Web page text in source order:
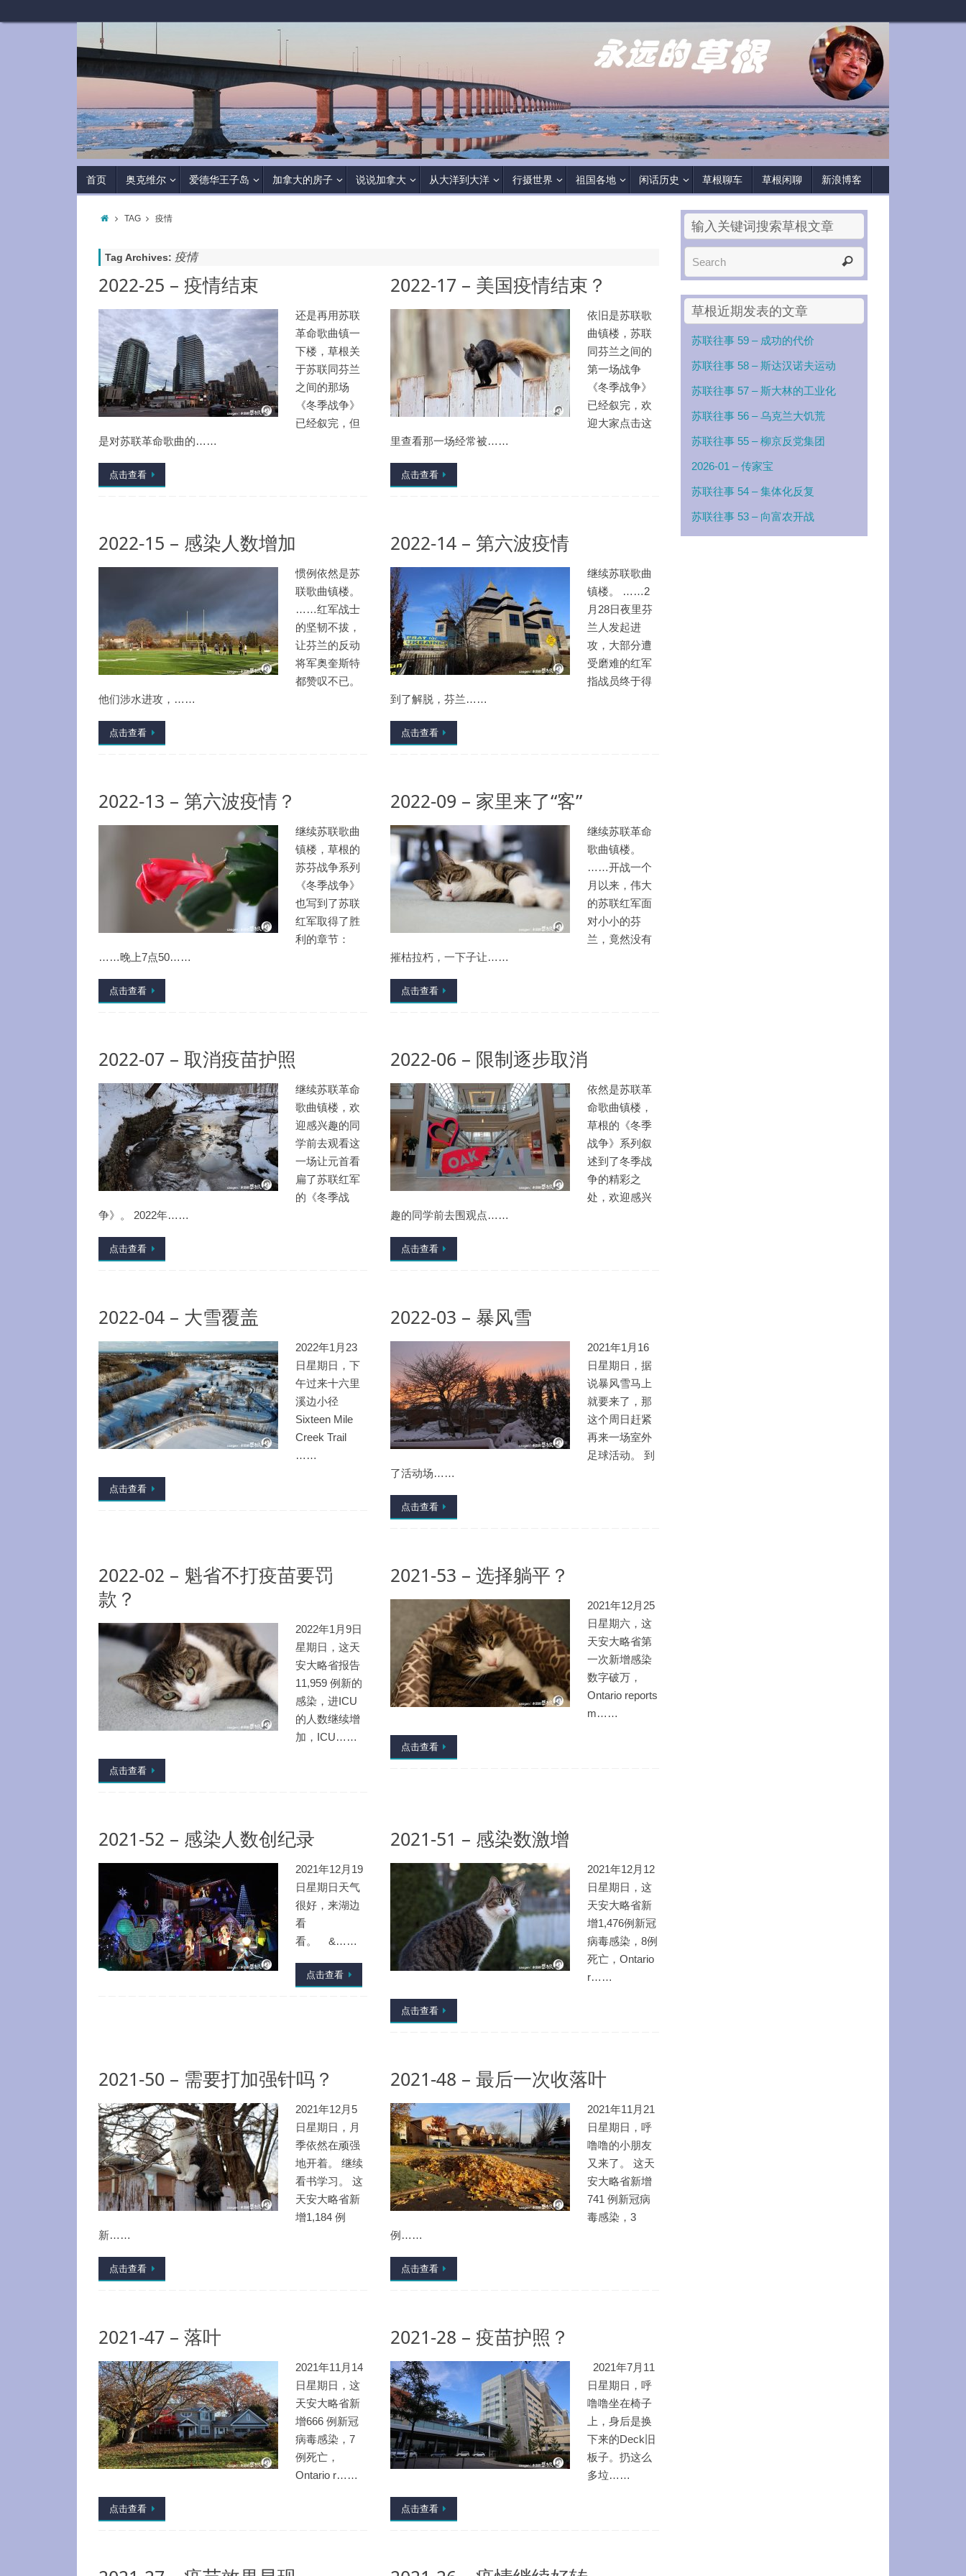
首页 奥克维尔 爱德华王子岛 加拿大的房子 说说加拿大 从大洋到大洋 行摄世界 祖国各地 闲话历史 草根聊车 草根闲聊 新浪博客
TAG 疫情
Tag Archives: 疫情
2022-25 – 疫情结束
还是再用苏联
革命歌曲镇一
下楼，草根关
于苏联同芬兰
之间的那场
《冬季战争》
已经叙完，但
是对苏联革命歌曲的……
点击查看
2022-17 – 美国疫情结束？
依旧是苏联歌
曲镇楼，苏联
同芬兰之间的
第一场战争
《冬季战争》
已经叙完，欢
迎大家点击这
里查看那一场经常被……
点击查看
2022-15 – 感染人数增加
惯例依然是苏
联歌曲镇楼。
……红军战士
的坚韧不拔，
让芬兰的反动
将军奥奎斯特
都赞叹不已。
他们涉水进攻，……
点击查看
2022-14 – 第六波疫情
继续苏联歌曲
镇楼。 ……2
月28日夜里芬
兰人发起进
攻，大部分遭
受磨难的红军
指战员终于得
到了解脱，芬兰……
点击查看
2022-13 – 第六波疫情？
继续苏联歌曲
镇楼，草根的
苏芬战争系列
《冬季战争》
也写到了苏联
红军取得了胜
利的章节：
……晚上7点50……
点击查看
2022-09 – 家里来了“客”
继续苏联革命
歌曲镇楼。
……开战一个
月以来，伟大
的苏联红军面
对小小的芬
兰，竟然没有
摧枯拉朽，一下子让……
点击查看
2022-07 – 取消疫苗护照
继续苏联革命
歌曲镇楼，欢
迎感兴趣的同
学前去观看这
一场让元首看
扁了苏联红军
的《冬季战
争》。 2022年……
点击查看
2022-06 – 限制逐步取消
依然是苏联革
命歌曲镇楼，
草根的《冬季
战争》系列叙
述到了冬季战
争的精彩之
处，欢迎感兴
趣的同学前去围观点……
点击查看
2022-04 – 大雪覆盖
2022年1月23
日星期日，下
午过来十六里
溪边小径
Sixteen Mile
Creek Trail
……
点击查看
2022-03 – 暴风雪
2021年1月16
日星期日，据
说暴风雪马上
就要来了，那
这个周日赶紧
再来一场室外
足球活动。 到
了活动场……
点击查看
2022-02 – 魁省不打疫苗要罚
款？
2022年1月9日
星期日，这天
安大略省报告
11,959 例新的
感染，进ICU
的人数继续增
加，ICU……
点击查看
2021-53 – 选择躺平？
2021年12月25
日星期六，这
天安大略省第
一次新增感染
数字破万，
Ontario reports
m……
点击查看
2021-52 – 感染人数创纪录
2021年12月19
日星期日天气
很好，来湖边
看
看。 &……
点击查看
2021-51 – 感染数激增
2021年12月12
日星期日，这
天安大略省新
增1,476例新冠
病毒感染，8例
死亡，Ontario
r……
点击查看
2021-50 – 需要打加强针吗？
2021年12月5
日星期日，月
季依然在顽强
地开着。 继续
看书学习。 这
天安大略省新
增1,184 例
新……
点击查看
2021-48 – 最后一次收落叶
2021年11月21
日星期日，呼
噜噜的小朋友
又来了。 这天
安大略省新增
741 例新冠病
毒感染，3
例……
点击查看
2021-47 – 落叶
2021年11月14
日星期日，这
天安大略省新
增666 例新冠
病毒感染，7
例死亡，
Ontario r……
点击查看
2021-28 – 疫苗护照？
2021年7月11
日星期日，呼
噜噜坐在椅子
上，身后是换
下来的Deck旧
板子。扔这么
多垃……
点击查看
输入关键词搜索草根文章
草根近期发表的文章
苏联往事 59 – 成功的代价
苏联往事 58 – 斯达汉诺夫运动
苏联往事 57 – 斯大林的工业化
苏联往事 56 – 乌克兰大饥荒
苏联往事 55 – 柳京反党集团
2026-01 – 传家宝
苏联往事 54 – 集体化反复
苏联往事 53 – 向富农开战